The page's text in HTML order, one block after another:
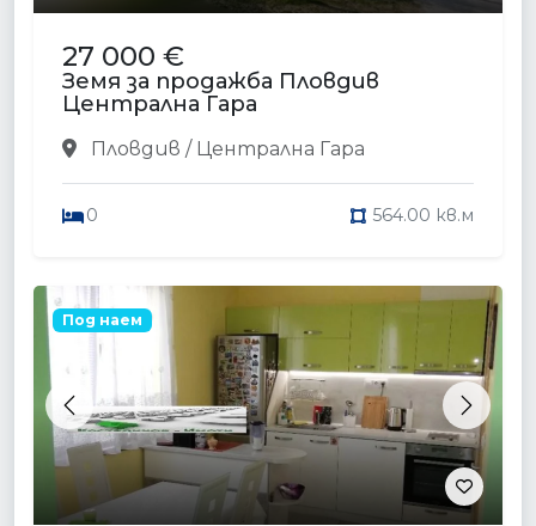
27 000 €
Земя за продажба Пловдив
Централна Гара
Пловдив / Централна Гара
0 564.00 кв.м
Previous Next
Под наем